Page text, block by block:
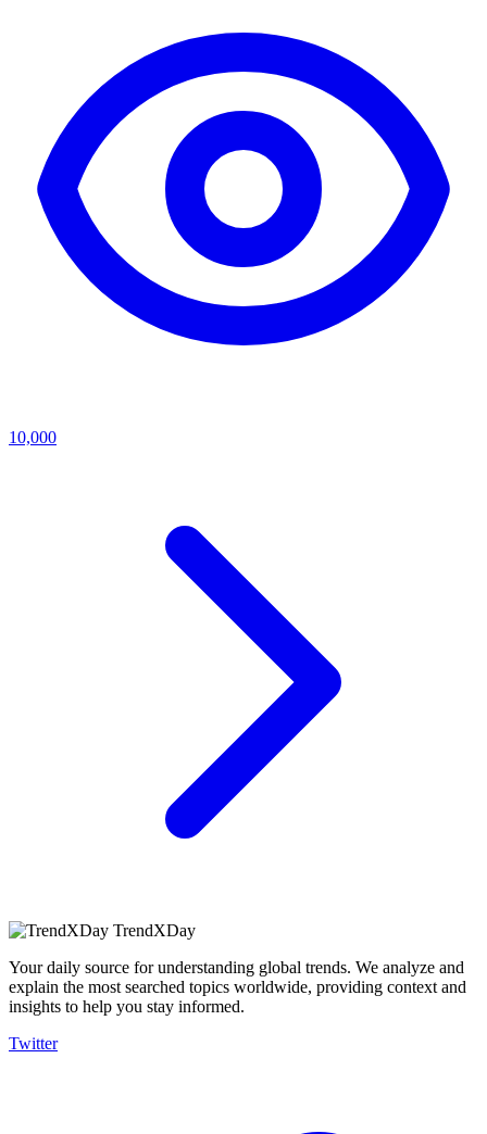
10,000
TrendXDay
Your daily source for understanding global trends. We analyze and
explain the most searched topics worldwide, providing context and
insights to help you stay informed.
Twitter